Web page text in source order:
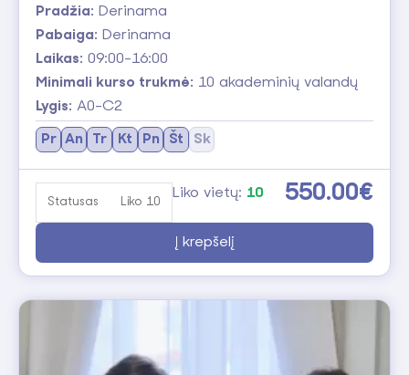
Pradžia: Derinama
Pabaiga: Derinama
Laikas: 09:00-16:00
Minimali kurso trukmė: 10 akademinių valandų
Lygis: A0-C2
Pr An Tr Kt Pn Št Sk
Statusas Liko 10 550.00€
Liko vietų: 10
Į krepšelį